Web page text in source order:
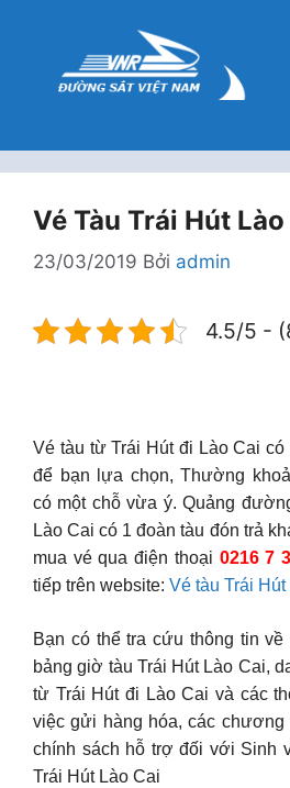
Vé Tàu Trái Hút Lào
23/03/2019 Bởi admin
4.5/5 -
Vé tàu từ Trái Hút đi Lào Cai
để bạn lựa chọn, Thường
có một chỗ vừa ý. Quảng
Lào Cai có 1 đoàn tàu đón trả
mua vé qua điện thoại 0216 7
tiếp trên website: Vé tàu Trái
Bạn có thể tra cứu thông tin
bảng giờ tàu Trái Hút Lào Cai,
từ Trái Hút đi Lào Cai và các
việc gửi hàng hóa, các chương
chính sách hỗ trợ đối với Sinh
Trái Hút Lào Cai